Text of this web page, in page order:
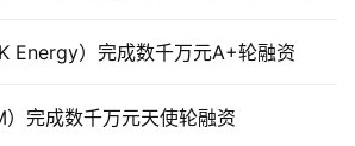
Energy）完成数千万元A+轮融资
完成数千万元天使轮融资